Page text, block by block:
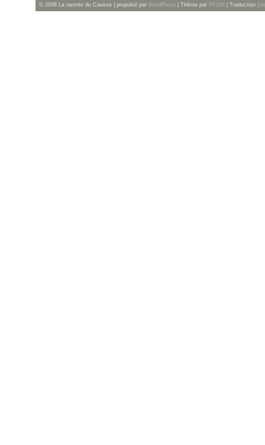
© 2008 La tarente du Causse | propulsé par WordPress | Thème par RFDN | Traduction